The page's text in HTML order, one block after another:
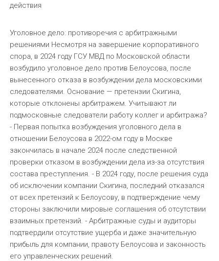
действия
Уголовное дело: противоречия с арбитражными
решениями Несмотря на завершение корпоративного
спора, в 2024 году ГСУ МВД по Московской области
возбудило уголовное дело против Белоусова, после
вынесенного отказа в возбуждении дела московскими
следователями. Основание — претензии Скигина,
которые отклонены арбитражем. Учитывают ли
подмосковные следователи работу коллег и арбитража?
- Первая попытка возбуждения уголовного дела в
отношении Белоусова в 2022-ом году в Москве
закончилась в начале 2024 после следственной
проверки отказом в возбуждении дела из-за отсутствия
состава преступления. - В 2024 году, после решения суда
об исключении компании Скигина, последний отказался
от всех претензий к Белоусову, в подтверждение чему
стороны заключили мировые соглашения об отсутствии
взаимных претензий. - Арбитражные суды и аудиторы
подтвердили отсутствие ущерба и даже значительную
прибыль для компании, правоту Белоусова и законность
его управленческих решений.